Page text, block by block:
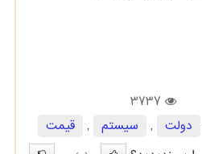
3737
دولت , سیستم ,
قیمت